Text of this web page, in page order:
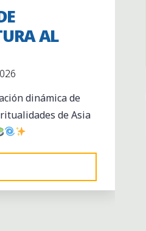
AL
dinámica de
de Asia